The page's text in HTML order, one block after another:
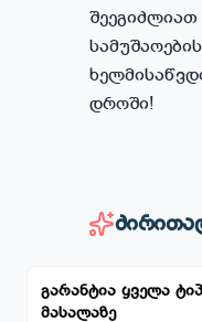
დროში!
გარანტია ყველა
მასალაზე